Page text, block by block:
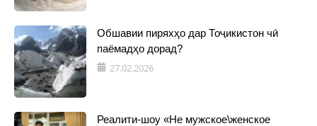
Обшавии пиряхҳо дар Тоҷикистон чӣ
паёмадҳо дорад?
27.02.2026
Реалити-шоу «Не мужское\женское